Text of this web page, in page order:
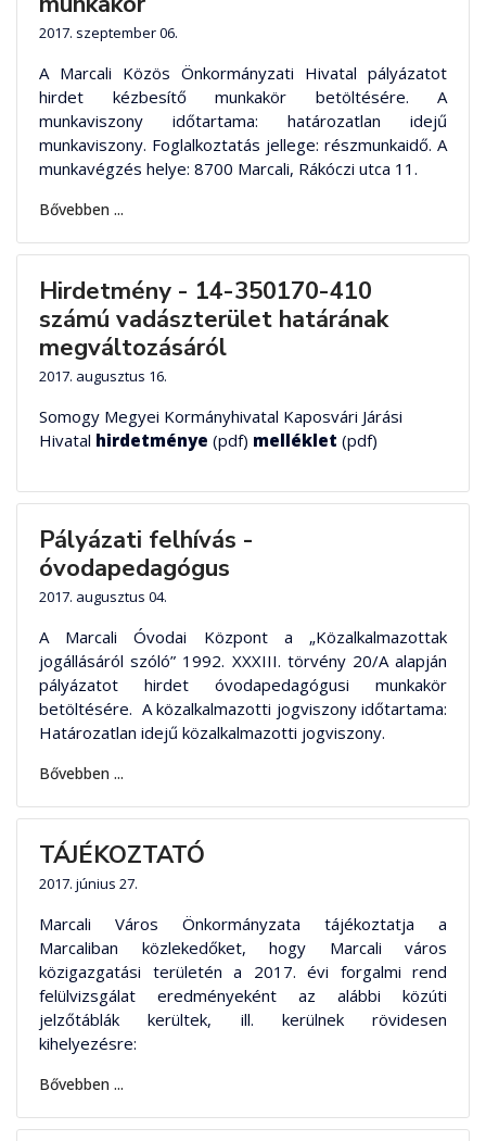
2017. szeptember 06.
A Marcali Közös Önkormányzati Hivatal pályázatot
hirdet kézbesítő munkakör betöltésére. A
munkaviszony időtartama: határozatlan idejű
munkaviszony. Foglalkoztatás jellege: részmunkaidő. A
munkavégzés helye: 8700 Marcali, Rákóczi utca 11.
Bővebben ...
Hirdetmény - 14-350170-410
számú vadászterület határának
megváltozásáról
2017. augusztus 16.
Somogy Megyei Kormányhivatal Kaposvári Járási
Hivatal hirdetménye (pdf) melléklet (pdf)
Pályázati felhívás -
óvodapedagógus
2017. augusztus 04.
A Marcali Óvodai Központ a „Közalkalmazottak
jogállásáról szóló” 1992. XXXIII. törvény 20/A alapján
pályázatot hirdet óvodapedagógusi munkakör
betöltésére. A közalkalmazotti jogviszony időtartama:
Határozatlan idejű közalkalmazotti jogviszony.
Bővebben ...
TÁJÉKOZTATÓ
2017. június 27.
Marcali Város Önkormányzata tájékoztatja a
Marcaliban közlekedőket, hogy Marcali város
közigazgatási területén a 2017. évi forgalmi rend
felülvizsgálat eredményeként az alábbi közúti
jelzőtáblák kerültek, ill. kerülnek rövidesen
kihelyezésre:
Bővebben ...